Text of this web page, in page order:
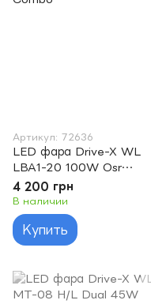
Артикул: 72636
LED фара Drive-X WL
LBA1-20 100W Osr
Combo
4 200 грн
В наличии
Купить